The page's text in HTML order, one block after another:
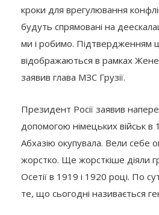
кроки для врегулювання
будуть спрямовані на
ми і робимо. Підтвердженням
відображаються в рамках
заявив глава МЗС Грузії.
Президент Росії заявив
допомогою німецьких військ в
Абхазію окупувала. Вели себе
жорстко. Ще жорсткіше діяли
Осетії в 1919 і 1920 році. По
те, що сьогодні називається